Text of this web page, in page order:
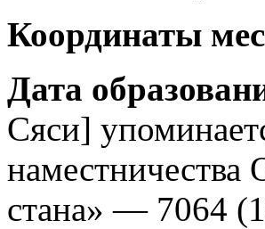
Координаты
Дата
Сяси]
стана» — 7064